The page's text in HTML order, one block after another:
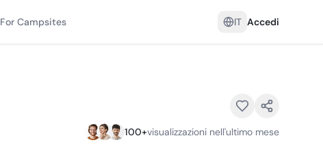
For Campsites IT Accedi
100+visualizzazioni nell'ultimo mese